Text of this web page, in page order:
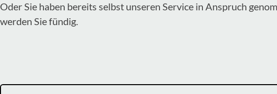
Oder Sie haben bereits selbst unseren Service in Anspruch
werden Sie fündig.